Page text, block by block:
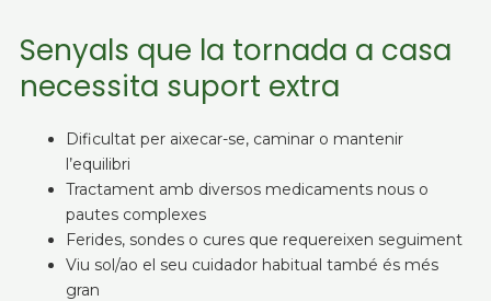
Senyals que la tornada a casa
necessita suport extra
Dificultat per aixecar-se, caminar o mantenir
l’equilibri
Tractament amb diversos medicaments nous o
pautes complexes
Ferides, sondes o cures que requereixen seguiment
Viu sol/ao el seu cuidador habitual també és més
gran